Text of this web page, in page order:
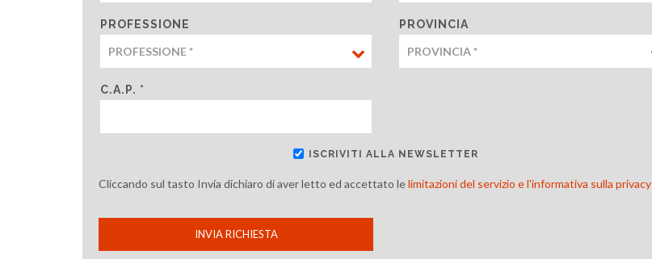
PROFESSIONE PROVINCIA
C.A.P. *
ISCRIVITI ALLA NEWSLETTER
Cliccando sul tasto Invia dichiaro di aver letto ed accettato lelimitazioni del servizio e l'informativa sulla privacy
INVIA RICHIESTA